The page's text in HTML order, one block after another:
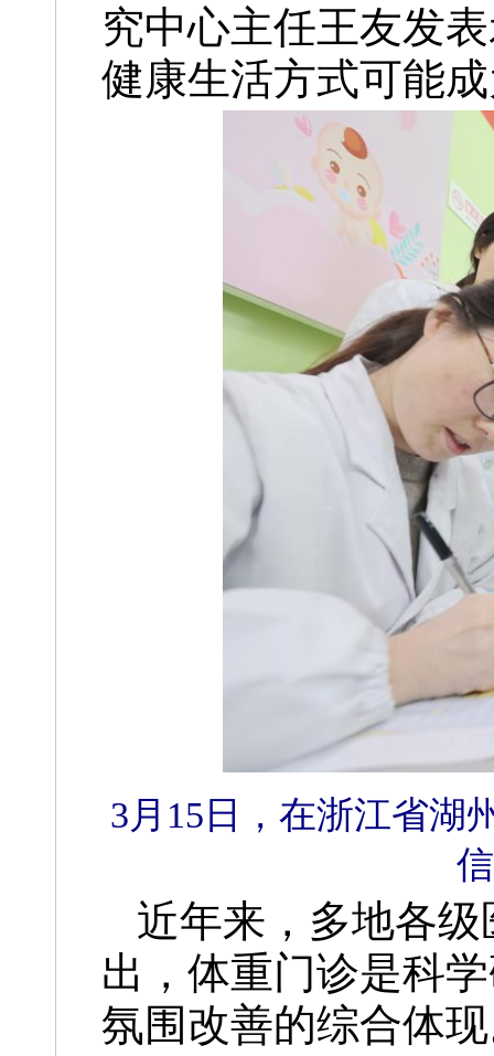
究中心主任王友发
健康生活方式可能
3月15日，在浙江省湖
近年来，多地各
出，体重门诊是科
氛围改善的综合体